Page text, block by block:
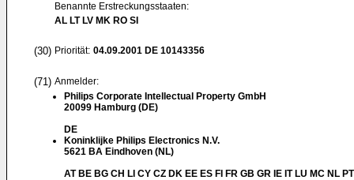
Benannte Erstreckungsstaaten:
AL LT LV MK RO SI
(30) Priorität: 04.09.2001 DE 10143356
(71) Anmelder:
Philips Corporate Intellectual Property GmbH
20099 Hamburg (DE)
DE
Koninklijke Philips Electronics N.V.
5621 BA Eindhoven (NL)
AT BE BG CH LI CY CZ DK EE ES FI FR GB GR IE IT LU MC NL